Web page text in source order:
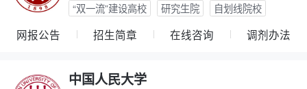
“双一流”建设高校
研究生院 自划线院校
网报公告 招生简章 在线咨询 调剂办法
中国人民大学